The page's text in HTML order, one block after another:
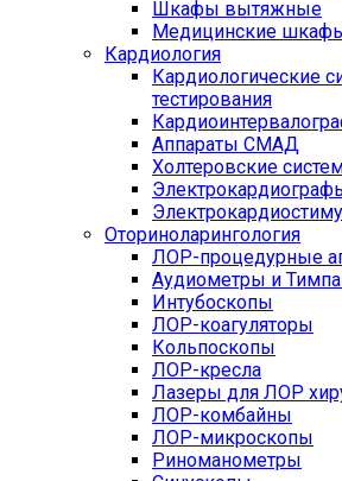
Шкафы вытяжные
Медицинские
Кардиология
Кардиологические
тестирования
Аппараты СМАД
Холтеровские
Оториноларингология
ЛОР-процедурные
Аудиометры и
Интубоскопы
ЛОР-коагуляторы
Кольпоскопы
ЛОР-кресла
Лазеры для ЛОР
ЛОР-комбайны
ЛОР-микроскопы
Риноманометры